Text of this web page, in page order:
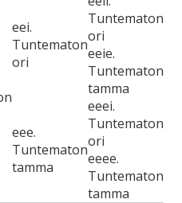
eei.
Tuntematon
ori
Tuntematon
ori
eeie.
Tuntematon
tamma
eee.
Tuntematon
tamma
eeei.
Tuntematon
ori
eeee.
Tuntematon
tamma